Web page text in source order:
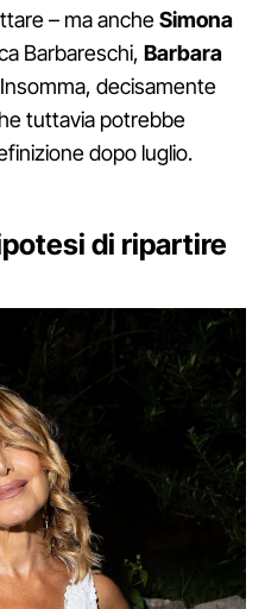
– ma ancheSimona
Barbareschi, Barbara
decisamente
tuttavia potrebbe
dopo luglio.
di ripartire